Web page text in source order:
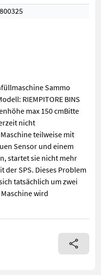
Sammo
RIEMPITORE BINS
max 150 cmBitte
nicht
teilweise mit
Sensor und einem
startet sie nicht mehr
SPS. Dieses Problem
tatsächlich um zwei
wird
Sammo